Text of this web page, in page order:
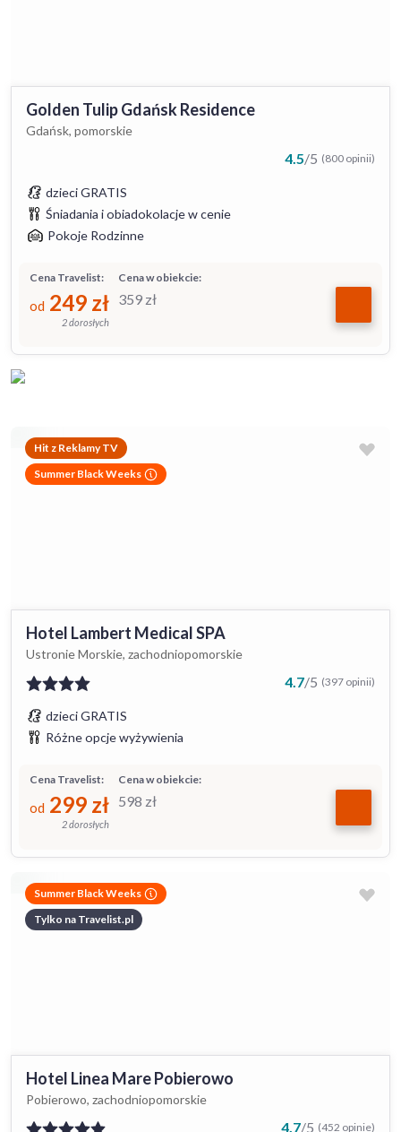
Golden Tulip Gdańsk Residence
Gdańsk, pomorskie
4.5/5 (800 opinii)
dzieci GRATIS
Śniadania i obiadokolacje w cenie
Pokoje Rodzinne
Cena w obiekcie:
359 zł
Cena Travelist:
od 249 zł
2 dorosłych
Hit z Reklamy TV
Summer Black Weeks
Hotel Lambert Medical SPA
Ustronie Morskie, zachodniopomorskie
4.7/5 (397 opinii)
dzieci GRATIS
Różne opcje wyżywienia
Cena w obiekcie:
598 zł
Cena Travelist:
od 299 zł
2 dorosłych
Summer Black Weeks
Tylko na Travelist.pl
Hotel Linea Mare Pobierowo
Pobierowo, zachodniopomorskie
4.7/5 (452 opinie)